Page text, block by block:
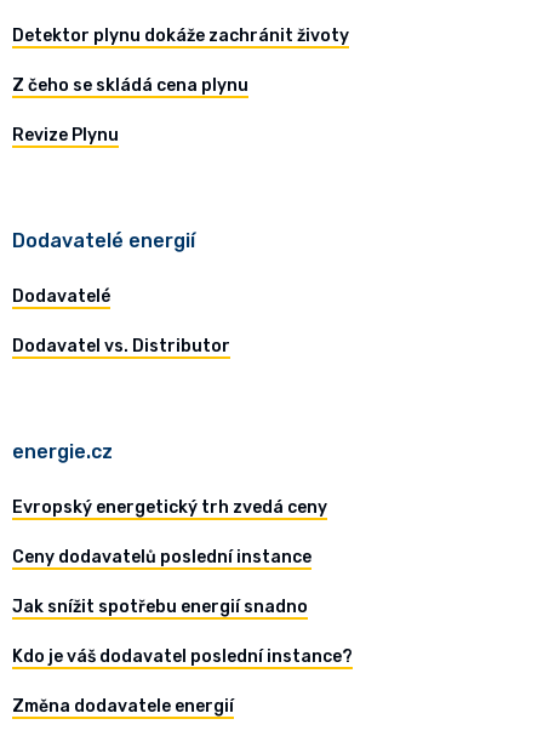
Detektor plynu dokáže zachránit životy
Z čeho se skládá cena plynu
Revize Plynu
Dodavatelé energií
Dodavatelé
Dodavatel vs. Distributor
energie.cz
Evropský energetický trh zvedá ceny
Ceny dodavatelů poslední instance
Jak snížit spotřebu energií snadno
Kdo je váš dodavatel poslední instance?
Změna dodavatele energií